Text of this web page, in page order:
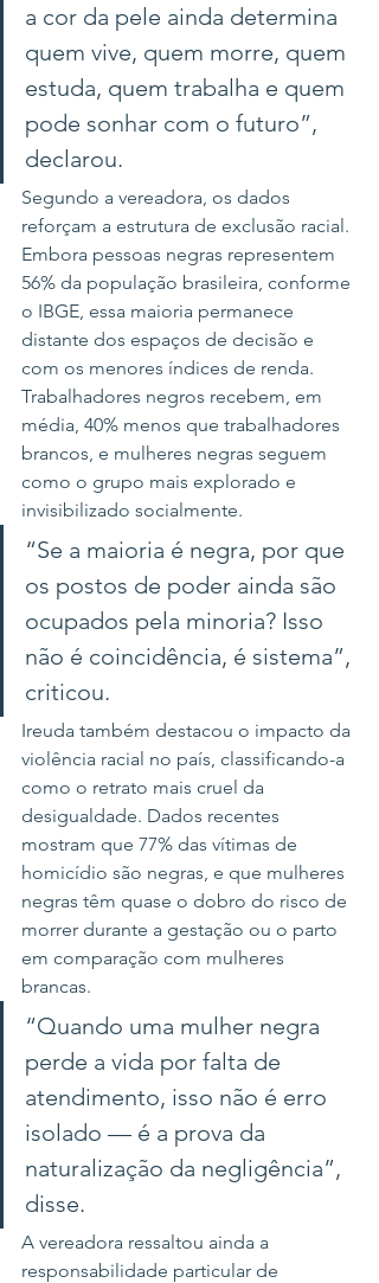
a cor da pele ainda determina
quem vive, quem morre, quem
estuda, quem trabalha e quem
pode sonhar com o futuro”,
declarou.
Segundo a vereadora, os dados
reforçam a estrutura de exclusão racial.
Embora pessoas negras representem
56% da população brasileira, conforme
o IBGE, essa maioria permanece
distante dos espaços de decisão e
com os menores índices de renda.
Trabalhadores negros recebem, em
média, 40% menos que trabalhadores
brancos, e mulheres negras seguem
como o grupo mais explorado e
invisibilizado socialmente.
“Se a maioria é negra, por que
os postos de poder ainda são
ocupados pela minoria? Isso
não é coincidência, é sistema”,
criticou.
Ireuda também destacou o impacto da
violência racial no país, classificando-a
como o retrato mais cruel da
desigualdade. Dados recentes
mostram que 77% das vítimas de
homicídio são negras, e que mulheres
negras têm quase o dobro do risco de
morrer durante a gestação ou o parto
em comparação com mulheres
brancas.
“Quando uma mulher negra
perde a vida por falta de
atendimento, isso não é erro
isolado — é a prova da
naturalização da negligência”,
disse.
A vereadora ressaltou ainda a
responsabilidade particular de